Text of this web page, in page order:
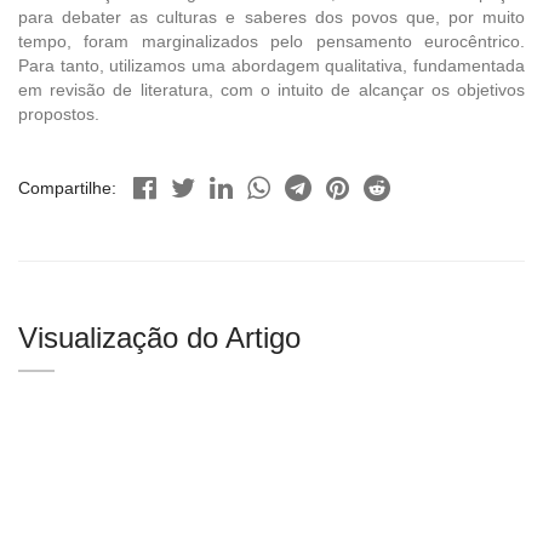
para debater as culturas e saberes dos povos que, por muito
tempo, foram marginalizados pelo pensamento eurocêntrico.
Para tanto, utilizamos uma abordagem qualitativa, fundamentada
em revisão de literatura, com o intuito de alcançar os objetivos
propostos.
Compartilhe:
Visualização do Artigo